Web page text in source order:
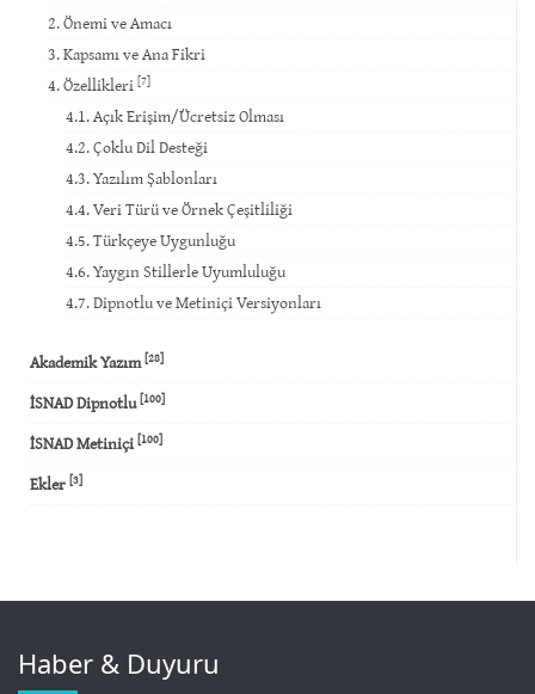
2. Önemi ve Amacı
3. Kapsamı ve Ana Fikri
4. Özellikleri [7]
4.1. Açık Erişim/Ücretsiz Olması
4.2. Çoklu Dil Desteği
4.3. Yazılım Şablonları
4.4. Veri Türü ve Örnek Çeşitliliği
4.5. Türkçeye Uygunluğu
4.6. Yaygın Stillerle Uyumluluğu
4.7. Dipnotlu ve Metiniçi Versiyonları
Akademik Yazım[28]
İSNAD Dipnotlu[100]
İSNAD Metiniçi [100]
Ekler [3]
Haber & Duyuru